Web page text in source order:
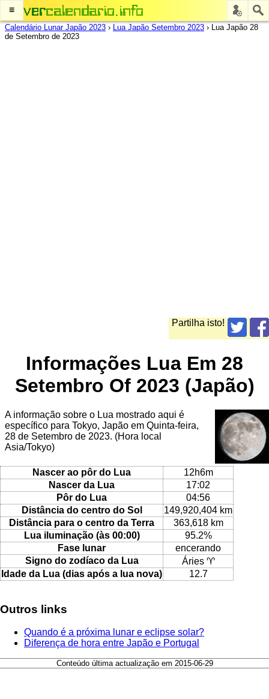
≡
Calendário Lunar Japão 2023 › Lua Japão Setembro 2023 › Lua Japão 28
de Setembro de 2023
Partilha isto!
Informações Lua Em 28
Setembro Of 2023 (Japão)
A informação sobre o Lua mostrado aqui é
específico para Tokyo, Japão em Quinta-feira,
28 de Setembro de 2023. (Hora local
Asia/Tokyo)
Nascer ao pôr do Lua
12h6m
Nascer da Lua
17:02
Pôr do Lua
04:56
Distância do centro do Sol
149,920,404 km
Distância para o centro da Terra
363,618 km
Lua iluminação (às 00:00)
95.2%
Fase lunar
encerando
Signo do zodíaco da Lua
Áries ♈
Idade da Lua (dias após a lua nova)
12.7
Outros links
Quando é a próxima lunar e eclipse solar?
Diferença de hora entre Japão e Portugal
Conteúdo última actualização em 2015-06-29